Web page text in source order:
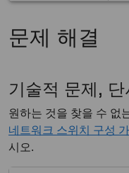
문제 해결
기술적 문제,
원하는 것을 찾을 수 없
네트워크 스위치 구성
시오.